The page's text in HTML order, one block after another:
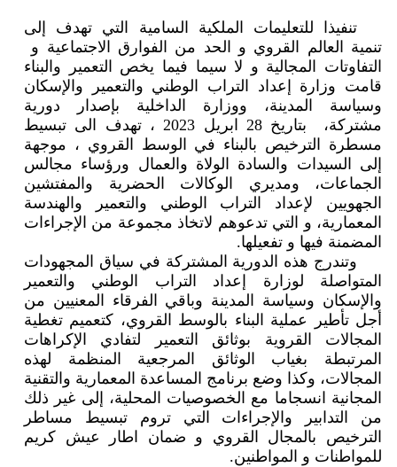
تنفيذا للتعليمات الملكية السامية التي تهدف إلى
تنمية العالم القروي و الحد من الفوارق الاجتماعية و
التفاوتات المجالية و لا سيما فيما يخص التعمير والبناء
قامت وزارة إعداد التراب الوطني والتعمير والإسكان
وسياسة المدينة، ووزارة الداخلية بإصدار دورية
مشتركة، بتاريخ 28 ابريل 2023 ، تهدف الى تبسيط
مسطرة الترخيص بالبناء في الوسط القروي ، موجهة
إلى السيدات والسادة الولاة والعمال ورؤساء مجالس
الجماعات، ومديري الوكالات الحضرية والمفتشين
الجهويين لإعداد التراب الوطني والتعمير والهندسة
المعمارية، و التي تدعوهم لاتخاذ مجموعة من الإجراءات
المضمنة فيها و تفعيلها.
وتندرج هذه الدورية المشتركة في سياق المجهودات
المتواصلة لوزارة إعداد التراب الوطني والتعمير
والإسكان وسياسة المدينة وباقي الفرقاء المعنيين من
أجل تأطير عملية البناء بالوسط القروي، كتعميم تغطية
المجالات القروية بوثائق التعمير لتفادي الإكراهات
المرتبطة بغياب الوثائق المرجعية المنظمة لهذه
المجالات، وكذا وضع برنامج المساعدة المعمارية والتقنية
المجانية انسجاما مع الخصوصيات المحلية، إلى غير ذلك
من التدابير والإجراءات التي تروم تبسيط مساطر
الترخيص بالمجال القروي و ضمان اطار عيش كريم
للمواطنات و المواطنين.